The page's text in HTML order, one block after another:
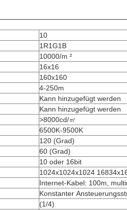
10
1R1G1B
10000/m ²
16x16
160x160
4-250m
Kann hinzugefügt werden
Kann hinzugefügt werden
>8000cd/㎡
6500K-9500K
120 (Grad)
60 (Grad)
10 oder 16bit
1024x1024x1024
Internet-Kabel: 100m,
Konstanter
(1/4)